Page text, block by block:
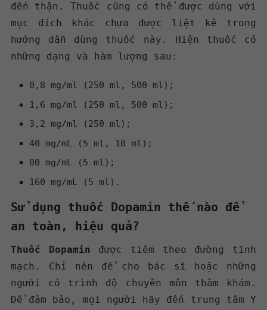
đến thận. Thuốc cũng có thể được dùng với
mục đích khác chưa được liệt kê trong
hướng dẫn dùng thuốc này. Hiện thuốc có
những dạng và hàm lượng sau:
0,8 mg/ml (250 ml, 500 ml);
1,6 mg/ml (250 ml, 500 ml);
3,2 mg/ml (250 ml);
40 mg/mL (5 ml, 10 ml);
80 mg/mL (5 ml);
160 mg/mL (5 ml).
Sử dụng thuốc Dopamin thế nào để
an toàn, hiệu quả?
Thuốc Dopamin được tiêm theo đường tĩnh
mạch. Chỉ nên để cho bác sĩ hoặc những
người có trình độ chuyên môn thăm khám.
Để đảm bảo, mọi người hãy đến trung tâm Y